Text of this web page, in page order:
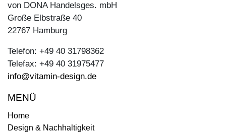
von DONA Handelsges. mbH
Große Elbstraße 40
22767 Hamburg
Telefon: +49 40 31798362
Telefax: +49 40 31975477
info@vitamin-design.de
MENÜ
Home
Design & Nachhaltigkeit